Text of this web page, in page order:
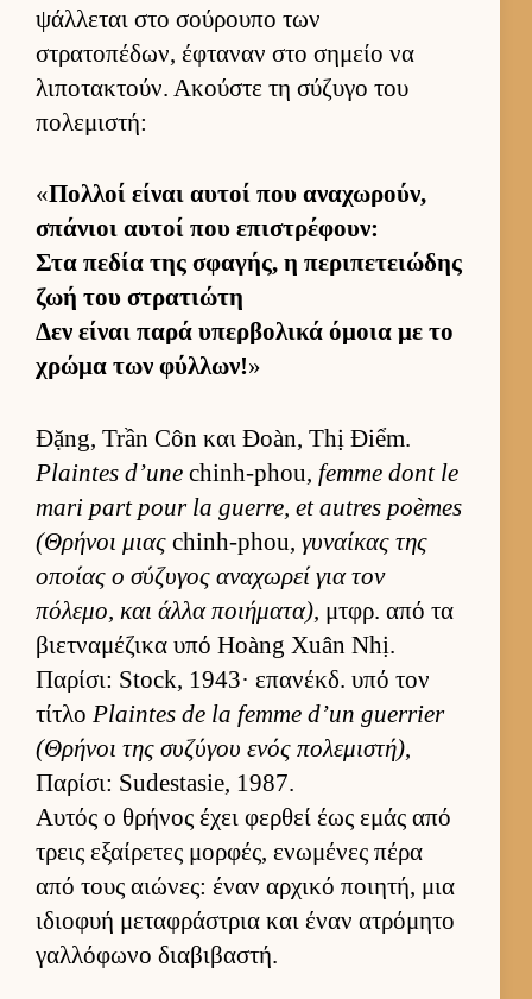
ψάλ­λεται στο σού­ρουπο των
στρατοπέδων, έφταναν στο σημείο να
λιποτακτούν. Ακού­στε τη σύζυγο του
πολεμιστή:
«Πολ­λοί εί­ναι αυ­τοί που αναχωρούν,
σπάνιοι αυ­τοί που επιστρέφουν:
Στα πεδία της σφαγής, η περιπετειώδης
ζωή του στρατιώτη
Δεν εί­ναι παρά υπερ­βολικά όμοια με το
χρώμα των φύλ­λων!»
Đặng, Trần Côn και Đoàn, Thị Điểm.
Plaintes d’une chinh-phou, femme dont le
mari part pour la guerre, et autres poèmes
(Θρήνοι μιας chinh-phou, γυναί­κας της
οποίας ο σύζυγος αναχωρεί για τον
πόλεμο, και άλλα ποι­ήματα), μτ­φρ. από τα
βιετ­ναμέζικα υπό Hoàng Xuân Nhị.
Παρίσι: Stock, 1943· επανέκδ. υπό τον
τίτλο Plaintes de la femme d’un guerrier
(Θρήνοι της συζύγου ενός πολεμιστή),
Παρίσι: Sudestasie, 1987.
Αυ­τός ο θρήνος έχει φερ­θεί έως εμάς από
τρεις εξαί­ρετες μορ­φές, ενωμένες πέρα
από τους αιώνες: έναν αρ­χικό ποι­ητή, μια
ιδιο­φυή μεταφράστρια και έναν ατρόμητο
γαλ­λόφωνο δια­βιβαστή.